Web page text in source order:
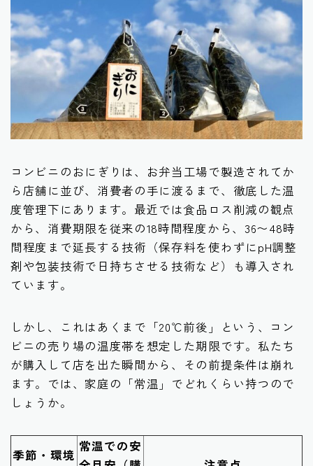
コンビニのおにぎりは、お弁当工場で製造されてか
ら店舗に並び、消費者の手に渡るまで、徹底した温
度管理下にあります。最近では食品ロス削減の観点
から、消費期限を従来の18時間程度から、36〜48時
間程度まで延長する技術（保存料を使わずにpH調整
剤や包装技術で日持ちさせる技術など）も導入され
ています。
しかし、これはあくまで「20℃前後」という、コン
ビニの売り場の温度帯を想定した期限です。私たち
が購入して店を出た瞬間から、その前提条件は崩れ
ます。では、家庭の「常温」でどれくらい持つので
しょうか。
季節・環境
常温での安